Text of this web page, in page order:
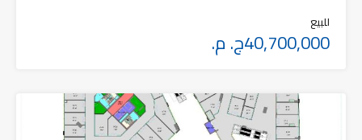
للبيع
40,700,000ج. م.